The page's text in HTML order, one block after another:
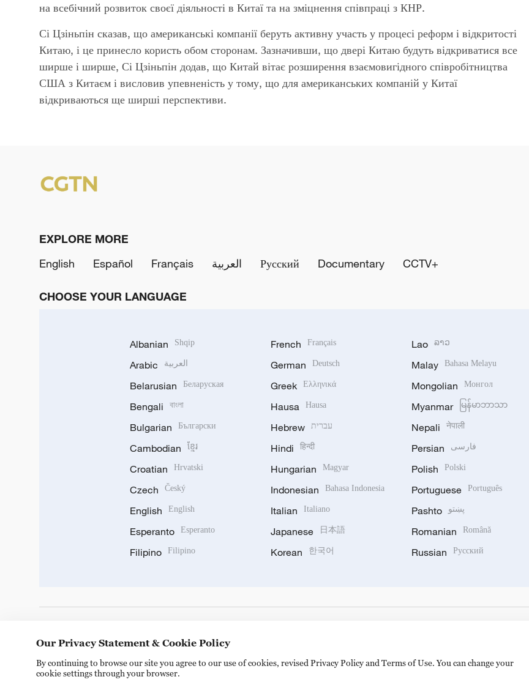
на всебічний розвиток своєї діяльності в Китаї та на зміцнення співпраці з КНР.
Сі Цзіньпін сказав, що американські компанії беруть активну участь у процесі реформ і відкритості
Китаю, і це принесло користь обом сторонам. Зазначивши, що двері Китаю будуть відкриватися все
ширше і ширше, Сі Цзіньпін додав, що Китай вітає розширення взаємовигідного співробітництва
США з Китаєм і висловив упевненість у тому, що для американських компаній у Китаї
відкриваються ще ширші перспективи.
EXPLORE MORE
English
Español Français العربية Русский Documentary CCTV+
CHOOSE YOUR LANGUAGE
Albanian Shqip
Arabic العربية
Belarusian Беларуская
Bengali বাংলা
Bulgarian Български
Cambodian ខ្មែរ
Croatian Hrvatski
Czech Český
English English
Esperanto Esperanto
Filipino Filipino
French Français
German Deutsch
Greek Ελληνικά
Hausa Hausa
Hebrew עברית
Hindi हिन्दी
Hungarian Magyar
Indonesian Bahasa Indonesia
Italian Italiano
Japanese 日本語
Korean 한국어
Lao ລາວ
Malay Bahasa Melayu
Mongolian Монгол
Myanmar မြန်မာဘာသာ
Nepali नेपाली
Persian فارسی
Polish Polski
Portuguese Português
Pashto پښتو
Romanian Română
Russian Русский
Our Privacy Statement & Cookie Policy
By continuing to browse our site you agree to our use of cookies, revised Privacy Policy and Terms of Use. You can change your
cookie settings through your browser.